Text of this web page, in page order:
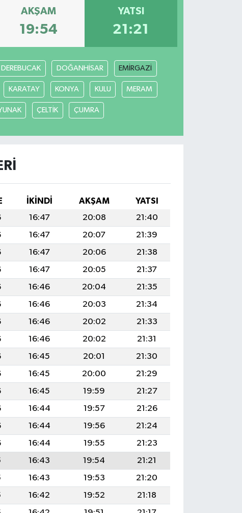
AKŞAM
19:54
YATSI
21:21
DEREBUCAK DOĞANHİSAR EMİRGAZİ
KARATAY KONYA KULU MERAM
ÇELTİK ÇUMRA
İKINDI AKŞAM
YATSI
16:47 20:08
21:40
16:47 20:07
21:39
16:47 20:06
21:38
16:47 20:05
21:37
16:46 20:04
21:35
16:46 20:03
21:34
16:46 20:02
21:33
16:46 20:02
21:31
16:45 20:01
21:30
16:45 20:00
21:29
16:45 19:59
21:27
16:44 19:57
21:26
16:44 19:56
21:24
16:44 19:55
21:23
16:43 19:54
21:21
16:43 19:53
21:20
16:42 19:52
21:18